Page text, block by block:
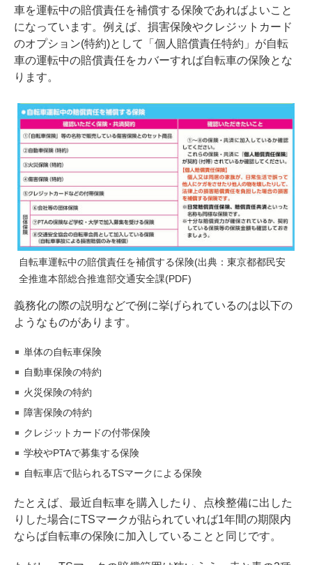
車を運転中の賠償責任を補償する保険であればよいこと
になっています。例えば、損害保険やクレジットカード
のオプション(特約)として「個人賠償責任特約」が自転
車の運転中の賠償責任をカバーすれば自転車の保険とな
ります。
自転車運転中の賠償責任を補償する保険(出典：東京都都民安
全推進本部総合推進部交通安全課(PDF)
義務化の際の説明などで例に挙げられているのは以下の
ようなものがあります。
単体の自転車保険
自動車保険の特約
火災保険の特約
障害保険の特約
クレジットカードの付帯保険
学校やPTAで募集する保険
自転車店で貼られるTSマークによる保険
たとえば、最近自転車を購入したり、点検整備に出した
りした場合にTSマークが貼られていれば1年間の期限内
ならば自転車の保険に加入していることと同じです。